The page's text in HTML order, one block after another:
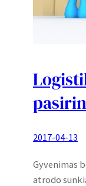
2017-04-13
Gyvenimas
atrodo